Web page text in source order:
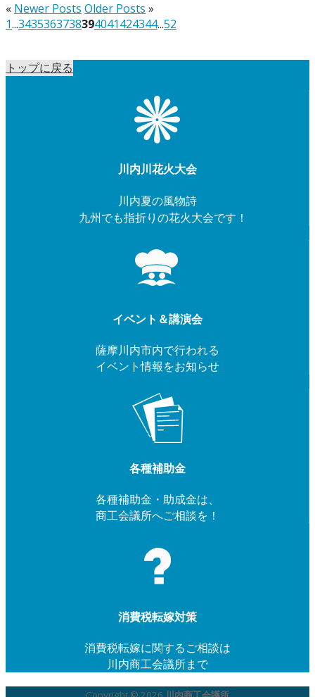
« Newer Posts Older Posts »
1...3435363738394041424344...52
トップに戻る
川内川花火大会
川内夏の風物詩
九州でも指折りの花火大会です！
イベント＆講演会
薩摩川内市内で行われる
イベント情報をお知らせ
各種補助金
各種補助金・助成金は、
商工会議所へご相談を！
消費税転嫁対策
消費税転嫁に関するご相談は
川内商工会議所まで